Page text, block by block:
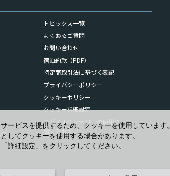
トピックス一覧
よくあるご質問
お問い合わせ
宿泊約款（PDF）
特定商取引法に基づく表記
プライバシーポリシー
クッキーポリシー
クッキー詳細設定
モバイルバッテリーの使用に
関するお願い
ービスを提供するため、クッキーを使用しています。
してクッキーを使用する場合があります。
詳細設定」をクリックしてください。